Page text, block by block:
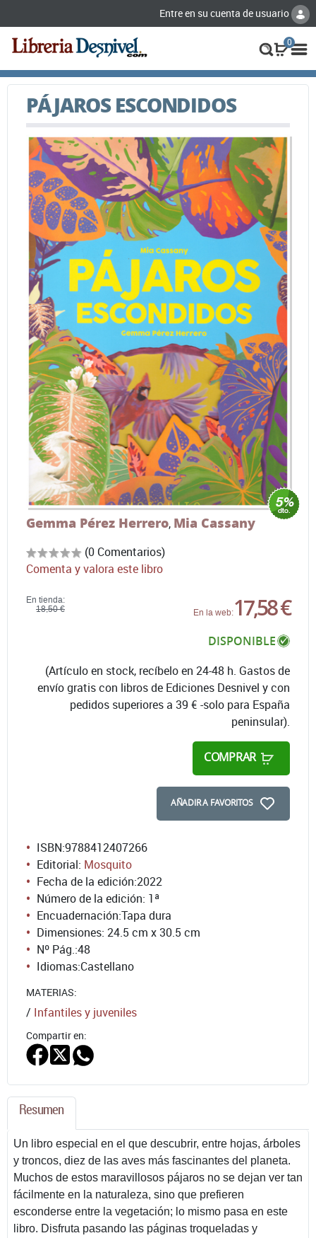
Entre en su cuenta de usuario
0
PÁJAROS ESCONDIDOS
Gemma Pérez Herrero, Mia Cassany
(0 Comentarios)
Comenta y valora este libro
En tienda:
18,50 €
En la web:17,58 €
DISPONIBLE
(Artículo en stock, recíbelo en 24-48 h. Gastos de
envío gratis con libros de Ediciones Desnivel y con
pedidos superiores a 39 € -solo para España
peninsular).
COMPRAR
AÑADIR A FAVORITOS
ISBN:9788412407266
Editorial: Mosquito
Fecha de la edición:2022
Número de la edición: 1ª
Encuadernación:Tapa dura
Dimensiones: 24.5 cm x 30.5 cm
Nº Pág.:48
Idiomas:Castellano
MATERIAS:
/ Infantiles y juveniles
Compartir en:
Resumen
Un libro especial en el que descubrir, entre hojas, árboles
y troncos, diez de las aves más fascinantes del planeta.
Muchos de estos maravillosos pájaros no se dejan ver tan
fácilmente en la naturaleza, sino que prefieren
esconderse entre la vegetación; lo mismo pasa en este
libro. Disfruta pasando las páginas troqueladas y